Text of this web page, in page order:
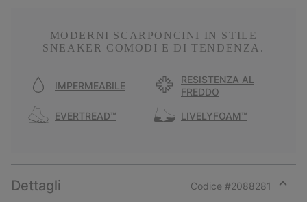
MODERNI SCARPONCINI IN STILE
SNEAKER COMODI E DI TENDENZA.
IMPERMEABILE
RESISTENZA AL
FREDDO
EVERTREAD™ LIVELYFOAM™
Dettagli Codice #2088281